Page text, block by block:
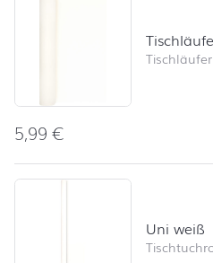
5,99€
Uni weiß